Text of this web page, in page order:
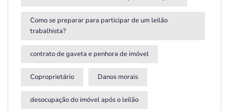
Como se preparar para participar de um leilão
trabalhista?
contrato de gaveta e penhora de imóvel
Coproprietário Danos morais
desocupação do imóvel após o leilão